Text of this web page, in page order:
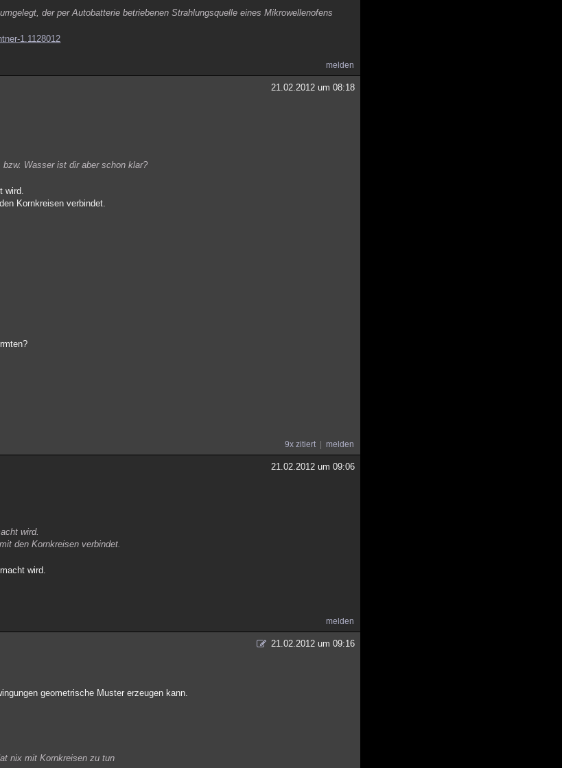
der per Autobatterie betriebenen Strahlungsquelle eines Mikrowellenofens
1.1128012
melden
21.02.2012 um 08:18
Wasser ist dir aber schon klar?
wird.
Kornkreisen verbindet.
9x zitiert melden
21.02.2012 um 09:06
wird.
den Kornkreisen verbindet.
wird.
melden
21.02.2012 um 09:16
geometrische Muster erzeugen kann.
nix mit Kornkreisen zu tun